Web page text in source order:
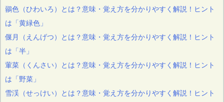
鶸色（ひわいろ）とは？意味・覚え方を分かりやすく解説！ヒント
は「黄緑色」
偃月（えんげつ）とは？意味・覚え方を分かりやすく解説！ヒント
は「半」
葷菜（くんさい）とは？意味・覚え方を分かりやすく解説！ヒント
は「野菜」
雪渓（せっけい）とは？意味・覚え方を分かりやすく解説！ヒント